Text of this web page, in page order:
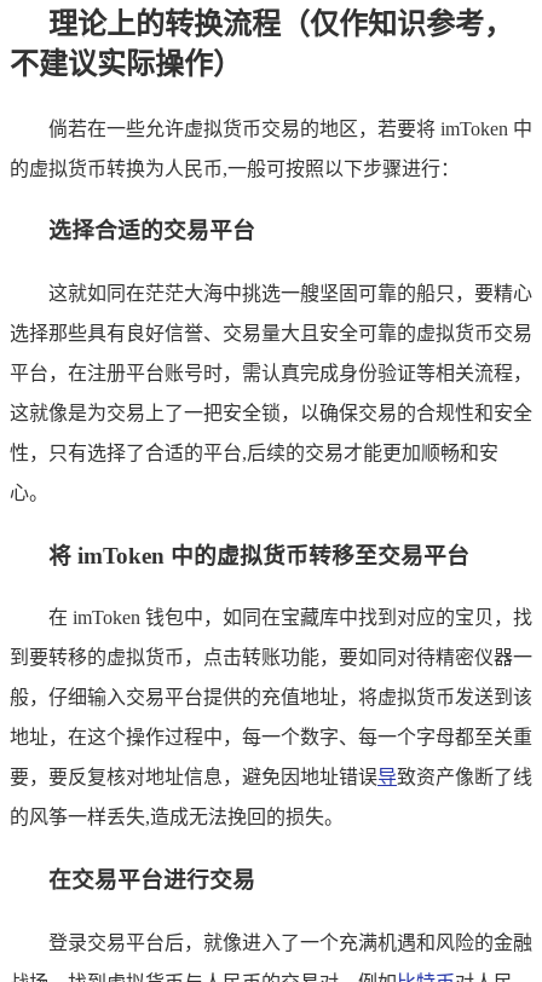
理论上的转换流程（仅作知识参考，
不建议实际操作）
倘若在一些允许虚拟货币交易的地区，若要将 imToken 中
的虚拟货币转换为人民币,一般可按照以下步骤进行：
选择合适的交易平台
这就如同在茫茫大海中挑选一艘坚固可靠的船只，要精心
选择那些具有良好信誉、交易量大且安全可靠的虚拟货币交易
平台，在注册平台账号时，需认真完成身份验证等相关流程，
这就像是为交易上了一把安全锁，以确保交易的合规性和安全
性，只有选择了合适的平台,后续的交易才能更加顺畅和安
心。
将 imToken 中的虚拟货币转移至交易平台
在 imToken 钱包中，如同在宝藏库中找到对应的宝贝，找
到要转移的虚拟货币，点击转账功能，要如同对待精密仪器一
般，仔细输入交易平台提供的充值地址，将虚拟货币发送到该
地址，在这个操作过程中，每一个数字、每一个字母都至关重
要，要反复核对地址信息，避免因地址错误导致资产像断了线
的风筝一样丢失,造成无法挽回的损失。
在交易平台进行交易
登录交易平台后，就像进入了一个充满机遇和风险的金融